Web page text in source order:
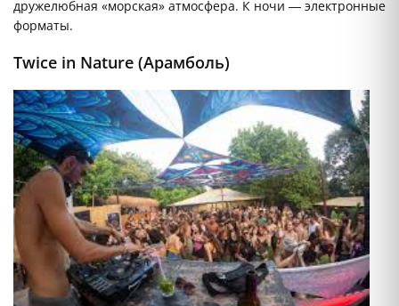
дружелюбная «морская» атмосфера. К ночи — электронные
форматы.
Twice in Nature (Арамболь)